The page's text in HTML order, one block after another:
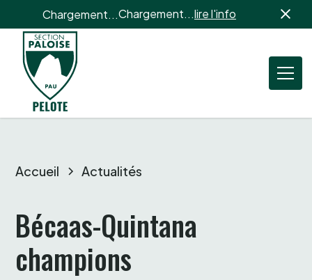
Chargement...Chargement...lire l'info
Accueil Actualités
Bécaas-Quintana
champions